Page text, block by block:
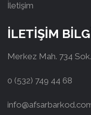
İletişim
İLETİŞİM
Merkez Mah. 734
0 (532) 749 44 68